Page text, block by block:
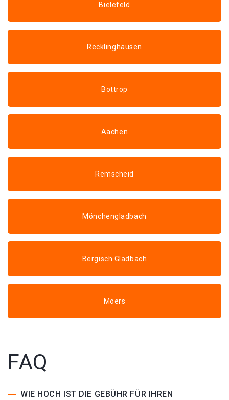
Bielefeld
Recklinghausen
Bottrop
Aachen
Remscheid
Mönchengladbach
Bergisch Gladbach
Moers
FAQ
WIE HOCH IST DIE GEBÜHR FÜR IHREN